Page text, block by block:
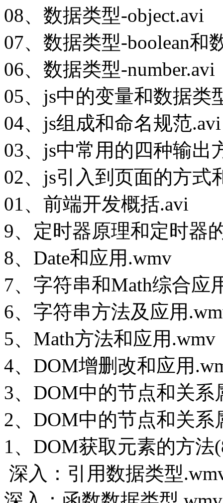
08、数据类型-object.avi
07、数据类型-boolean和
06、数据类型-number.avi
05、js中的变量和数据类
04、js组成和命名规范.avi
03、js中常用的四种输出
02、js引入到页面的方式
01、前端开发概括.avi
9、定时器原理和定时器
8、Date和应用.wmv
7、字符串和Math综合应
6、字符串方法及应用
5、Math方法和应用.wmv
4、DOM增删改和应用
3、DOM中的节点和关系
2、DOM中的节点和关系
1、DOM获取元素的方法
深入：引用数据类型